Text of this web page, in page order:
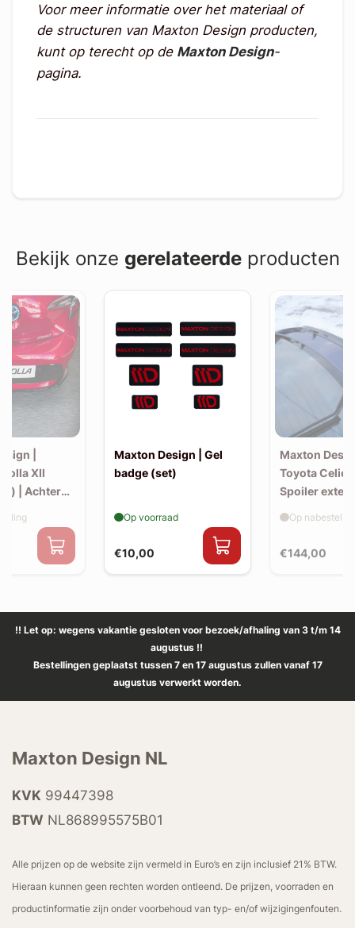
Voor meer informatie over het materiaal of
de structuren van Maxton Design producten,
kunt op terecht op de Maxton Design-
pagina.
Bekijk onze gerelateerdeproducten
|
XII
| Achter
Maxton Design | Gel
badge (set)
€10,00
Op voorraad
Maxton
Toyota
Spoiler
€144,00
Op
!! Let op: wegens vakantie gesloten voor bezoek/afhaling van 3 t/m 14
augustus !!
Bestellingen geplaatst tussen 7 en 17 augustus zullen vanaf 17
augustus verwerkt worden.
Maxton Design NL
KVK 99447398
BTW NL868995575B01
Alle prijzen op de website zijn vermeld in Euro’s en zijn inclusief 21% BTW.
Hieraan kunnen geen rechten worden ontleend. De prijzen, voorraden en
productinformatie zijn onder voorbehoud van typ- en/of wijzigingenfouten.